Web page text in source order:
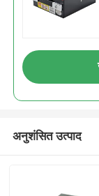
अनुशंसित उत्पाद